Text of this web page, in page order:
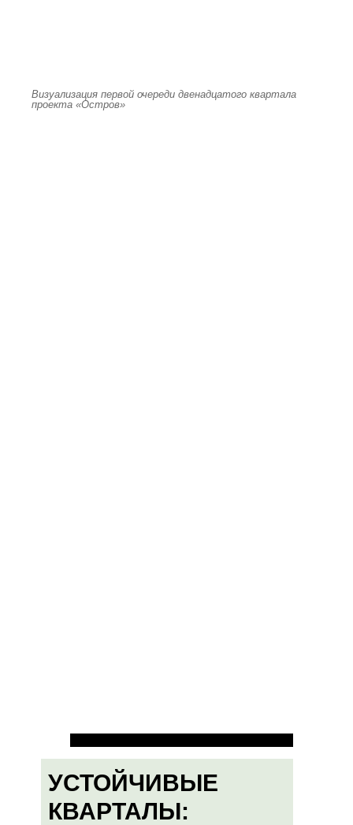
Визуализация первой очереди двенадцатого квартала
проекта «Остров»
УСТОЙЧИВЫЕ
КВАРТАЛЫ: